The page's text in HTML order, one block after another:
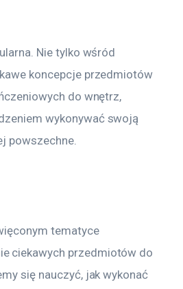
Nie tylko wśród
koncepcje przedmiotów
do wnętrz,
wykonywać swoją
powszechne.
tematyce
ciekawych przedmiotów do
się nauczyć, jak wykonać